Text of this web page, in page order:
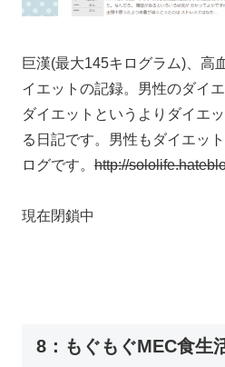
巨漢(最大145キログラム)、高
イエットの記録。男性のダイ
ダイエットというよりダイエ
る日記です。男性もダイエッ
ログです。 http://
現在閉鎖中
8：もぐもぐMEC食生